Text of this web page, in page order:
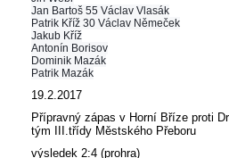
Jan Bartoš 55 Václav Vlasák
Patrik Kříž 30 Václav Němeček
Jakub Kříž
Antonín Borisov
Dominik Mazák
Patrik Mazák
19.2.2017
Přípravný zápas v Horní Bříze proti
tým III.třídy Městského Přeboru
výsledek 2:4 (prohra)